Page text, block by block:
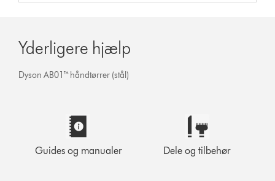
Yderligere hjælp
Dyson AB01™ håndtørrer (stål)
Guides og manualer Dele og tilbehør